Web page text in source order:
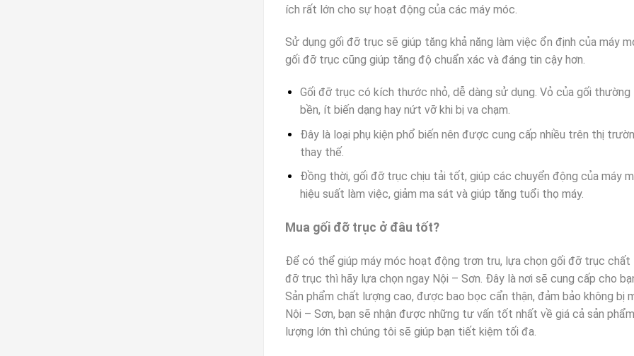
ích rất lớn cho sự hoạt động của các máy móc.
Sử dụng gối đỡ trục sẽ giúp tăng khả năng làm việc ổn định của máy
gối đỡ trục cũng giúp tăng độ chuẩn xác và đáng tin cậy hơn.
Gối đỡ trục có kích thước nhỏ, dễ dàng sử dụng. Vỏ của gối
bền, ít biến dạng hay nứt vỡ khi bị va chạm.
Đây là loại phụ kiện phổ biến nên được cung cấp nhiều trên thị
thay thế.
Đồng thời, gối đỡ trục chịu tải tốt, giúp các chuyển động của máy
hiệu suất làm việc, giảm ma sát và giúp tăng tuổi thọ máy.
Mua gối đỡ trục ở đâu tốt?
Để có thể giúp máy móc hoạt động trơn tru, lựa chọn gối đỡ trục
đỡ trục thì hãy lựa chọn ngay Nội – Sơn. Đây là nơi sẽ cung cấp cho
Sản phẩm chất lượng cao, được bao bọc cẩn thận, đảm bảo không bị
Nội – Sơn, bạn sẽ nhận được những tư vấn tốt nhất về giá cả sản
lượng lớn thì chúng tôi sẽ giúp bạn tiết kiệm tối đa.